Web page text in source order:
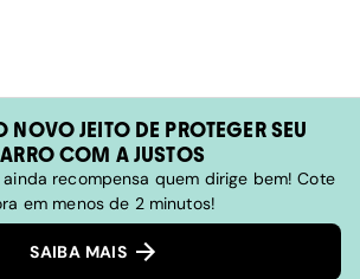
NOVO JEITO DE PROTEGER SEU
COM A JUSTOS
ainda recompensa quem dirige bem! Cote
em menos de 2 minutos!
SAIBA MAIS